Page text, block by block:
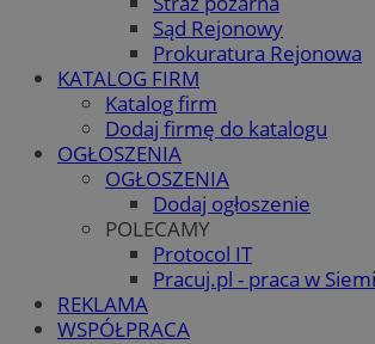
Sąd Rejonowy
Prokuratura Rejonowa
KATALOG FIRM
Katalog firm
Dodaj firmę do katalogu
OGŁOSZENIA
OGŁOSZENIA
Dodaj ogłoszenie
POLECAMY
Protocol IT
Pracuj.pl - praca w
REKLAMA
WSPÓŁPRACA